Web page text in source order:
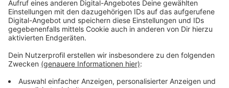
Anzeige
Mit etwas Glück melden wir uns bei dir und laden dich